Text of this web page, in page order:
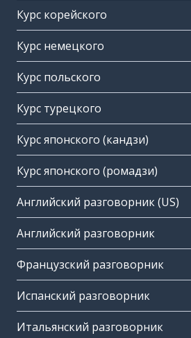
Курс корейского
Курс немецкого
Курс польского
Курс турецкого
Курс японского (кандзи)
Курс японского (ромадзи)
Английский разговорник (US)
Английский разговорник
Французский разговорник
Испанский разговорник
Итальянский разговорник